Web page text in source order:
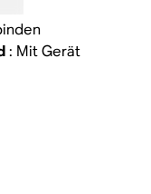
: Mit Gerät